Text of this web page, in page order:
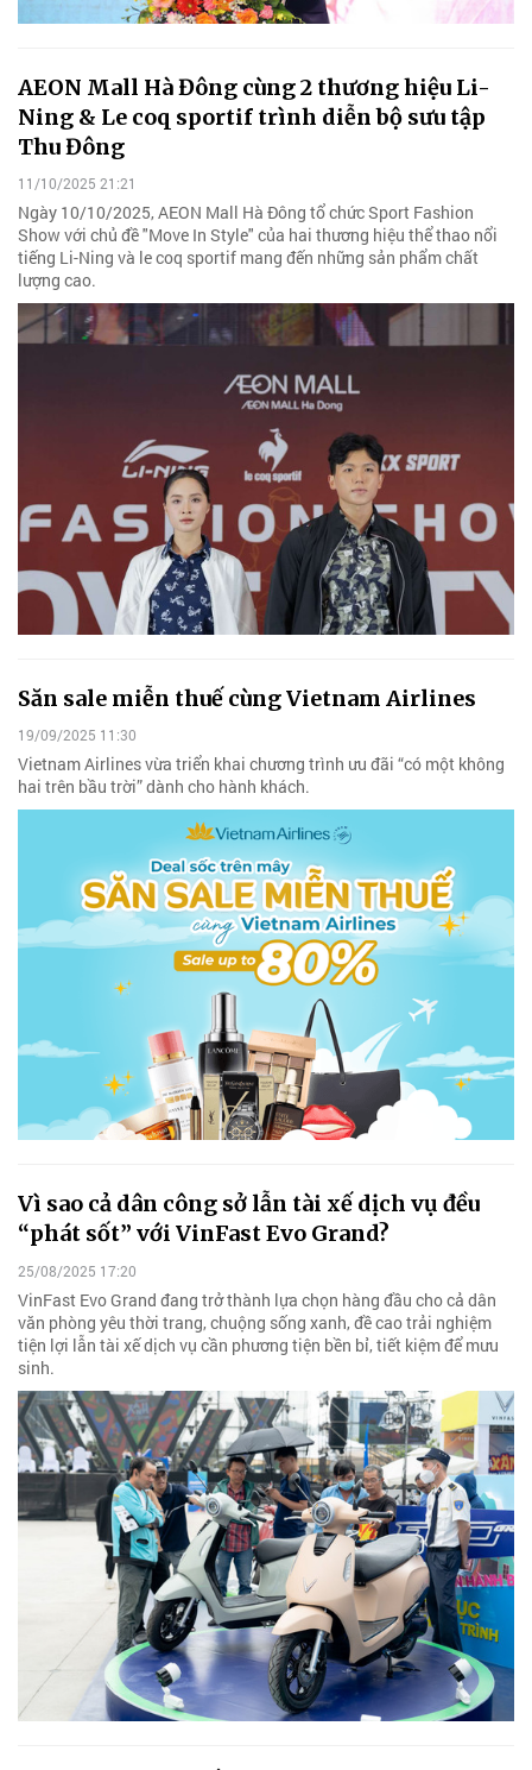
AEON Mall Hà Đông cùng 2 thương hiệu Li-
Ning & Le coq sportif trình diễn bộ sưu tập
Thu Đông
11/10/2025 21:21
Ngày 10/10/2025, AEON Mall Hà Đông tổ chức Sport Fashion
Show với chủ đề "Move In Style" của hai thương hiệu thể thao nổi
tiếng Li-Ning và le coq sportif mang đến những sản phẩm chất
lượng cao.
Săn sale miễn thuế cùng Vietnam Airlines
19/09/2025 11:30
Vietnam Airlines vừa triển khai chương trình ưu đãi “có một không
hai trên bầu trời” dành cho hành khách.
Vì sao cả dân công sở lẫn tài xế dịch vụ đều
“phát sốt” với VinFast Evo Grand?
25/08/2025 17:20
VinFast Evo Grand đang trở thành lựa chọn hàng đầu cho cả dân
văn phòng yêu thời trang, chuộng sống xanh, đề cao trải nghiệm
tiện lợi lẫn tài xế dịch vụ cần phương tiện bền bỉ, tiết kiệm để mưu
sinh.